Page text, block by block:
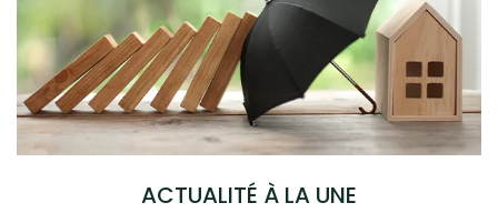
ACTUALITÉ À LA UNE